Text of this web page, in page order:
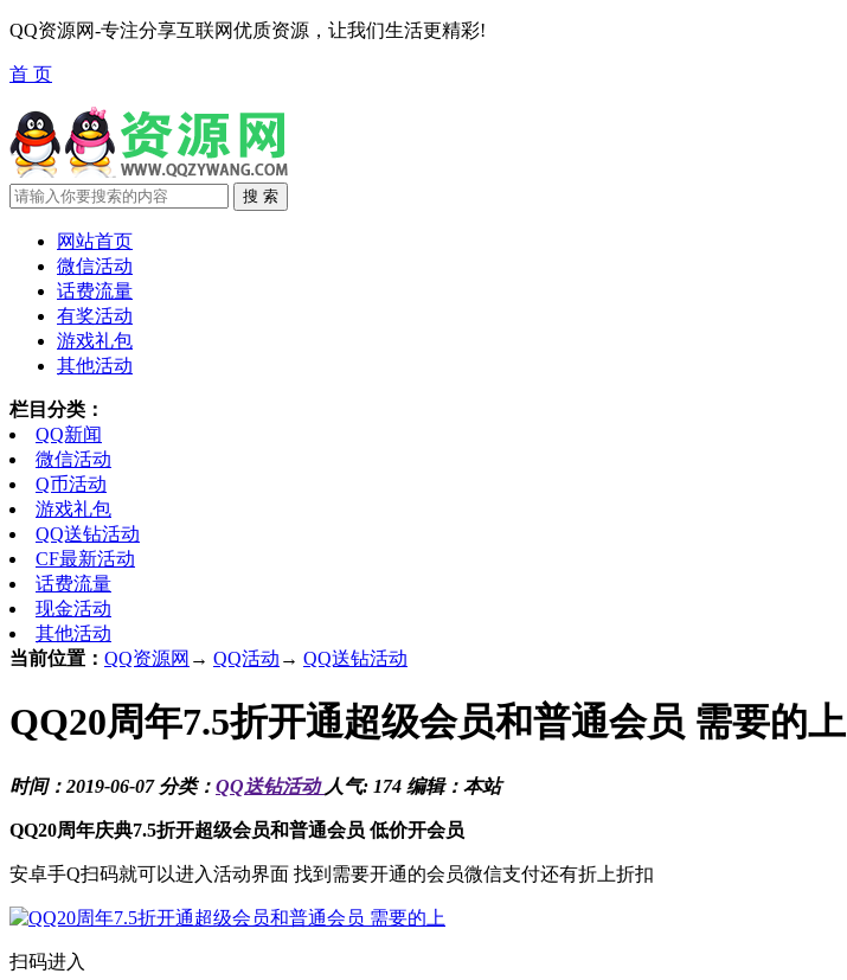
QQ资源网-专注分享互联网优质资源，让我们生活更精彩!
首 页
网站首页
微信活动
话费流量
有奖活动
游戏礼包
其他活动
栏目分类：
QQ新闻
微信活动
Q币活动
游戏礼包
QQ送钻活动
CF最新活动
话费流量
现金活动
其他活动
当前位置： QQ资源网 → QQ活动 → QQ送钻活动
QQ20周年7.5折开通超级会员和普通会员 需要的上
时间：2019-06-07 分类： QQ送钻活动 人气: 174 编辑：本站
QQ20周年庆典7.5折开超级会员和普通会员 低价开会员
安卓手Q扫码就可以进入活动界面 找到需要开通的会员微信支付还有折上折扣
扫码进入